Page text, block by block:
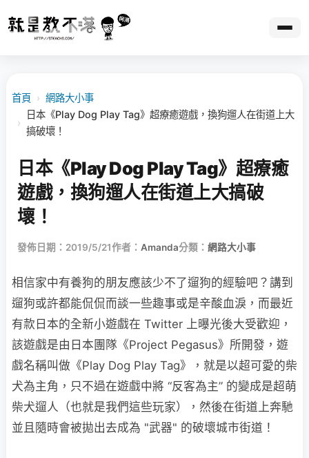
首頁 › 網路大小事
›
日本《Play Dog Play Tag》超療癒遊戲，換狗遛人在街道上大
搞破壞！
日本《Play Dog Play Tag》超療癒
遊戲，換狗遛人在街道上大搞破
壞！
發佈日期：2019/5/21作者： Amanda分類： 網路大小事
相信家中有養狗的朋友應該少不了遛狗的經驗吧？講到
遛狗或許都能侃侃而談一些趣事或是辛酸血淚，而最近
有款日本的全新小遊戲在 Twitter 上曝光後大受歡迎，
該遊戲是由日本團隊《Project Pegasus》所開發，遊
戲名稱叫做《Play Dog Play Tag》，就是以超可愛的柴
犬為主角，只不過在遊戲中將 “反客為主” 的變成是超萌
柴犬遛人（也就是我們這些玩家），然後在街道上奔馳
並且隨時會被拋出去成為 "武器" 的破壞城市街道！